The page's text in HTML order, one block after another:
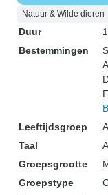
Natuur & Wilde dieren
Duur
Bestemmingen
Leeftijdsgroep
Taal
Groepsgrootte
Groepstype